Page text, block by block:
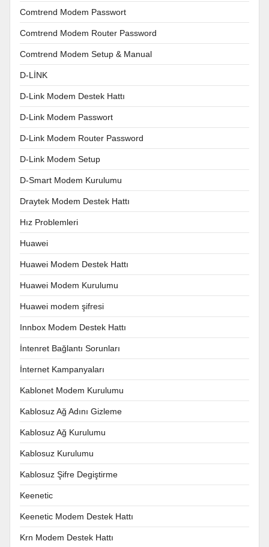
Comtrend Modem Passwort
Comtrend Modem Router Password
Comtrend Modem Setup & Manual
D-LİNK
D-Link Modem Destek Hattı
D-Link Modem Passwort
D-Link Modem Router Password
D-Link Modem Setup
D-Smart Modem Kurulumu
Draytek Modem Destek Hattı
Hız Problemleri
Huawei
Huawei Modem Destek Hattı
Huawei Modem Kurulumu
Huawei modem şifresi
Innbox Modem Destek Hattı
İntenret Bağlantı Sorunları
İnternet Kampanyaları
Kablonet Modem Kurulumu
Kablosuz Ağ Adını Gizleme
Kablosuz Ağ Kurulumu
Kablosuz Kurulumu
Kablosuz Şifre Degiştirme
Keenetic
Keenetic Modem Destek Hattı
Krn Modem Destek Hattı